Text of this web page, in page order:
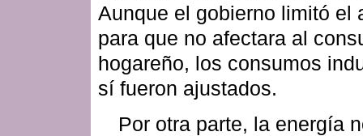
Aunque el gobierno limitó el
para que no afectara al
hogareño, los consumos
sí fueron ajustados.
Por otra parte, la energía